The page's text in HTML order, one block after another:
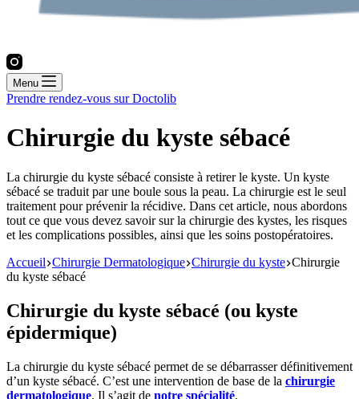
Menu
Prendre rendez-vous sur Doctolib
Chirurgie du kyste sébacé
La chirurgie du kyste sébacé consiste à retirer le kyste. Un kyste
sébacé se traduit par une boule sous la peau. La chirurgie est le seul
traitement pour prévenir la récidive. Dans cet article, nous abordons
tout ce que vous devez savoir sur la chirurgie des kystes, les risques
et les complications possibles, ainsi que les soins postopératoires.
Accueil Chirurgie Dermatologique Chirurgie du kyste Chirurgie
du kyste sébacé
Chirurgie du kyste sébacé (ou kyste
épidermique)
La chirurgie du kyste sébacé permet de se débarrasser définitivement
d’un kyste sébacé. C’est une intervention de base de la chirurgie
dermatologique. Il s’agit de notre spécialité.